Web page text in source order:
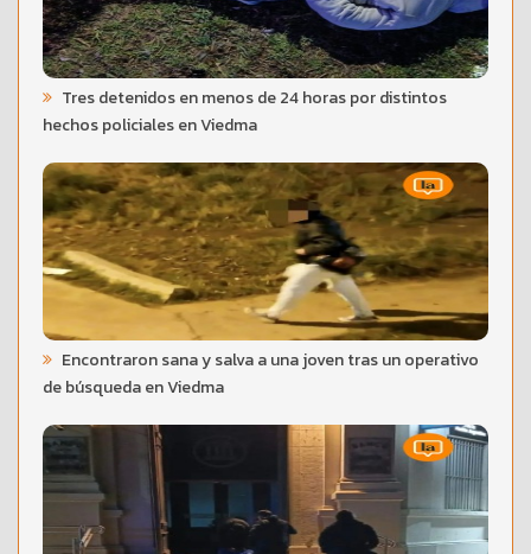
Tres detenidos en menos de 24 horas por distintos
hechos policiales en Viedma
Encontraron sana y salva a una joven tras un operativo
de búsqueda en Viedma